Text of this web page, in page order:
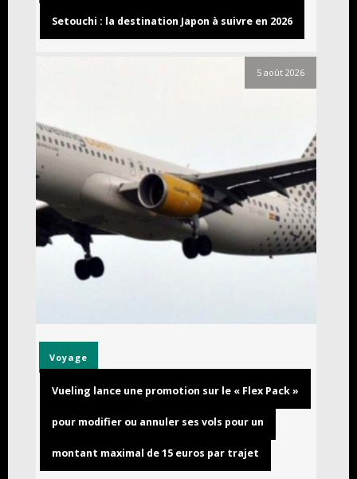
Setouchi : la destination Japon à suivre en 2026
5 août 2026
Voyage
Vueling lance une promotion sur le « Flex Pack »
pour modifier ou annuler ses vols pour un
montant maximal de 15 euros par trajet